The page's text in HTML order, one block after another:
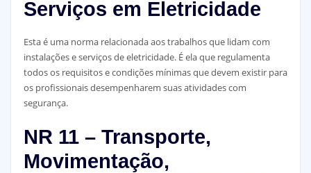
Serviços em Eletricidade
Esta é uma norma relacionada aos trabalhos que lidam com
instalações e serviços de eletricidade. É ela que regulamenta
todos os requisitos e condições mínimas que devem existir para
os profissionais desempenharem suas atividades com
segurança.
NR 11 – Transporte,
Movimentação,